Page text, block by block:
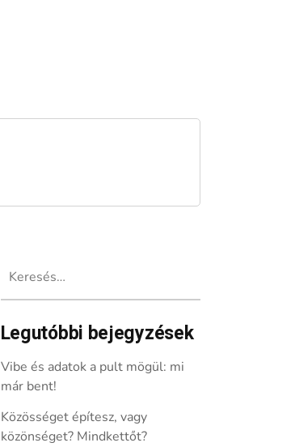
Legutóbbi bejegyzések
Vibe és adatok a pult mögül: mi
már bent!
Közösséget építesz, vagy
közönséget? Mindkettőt?